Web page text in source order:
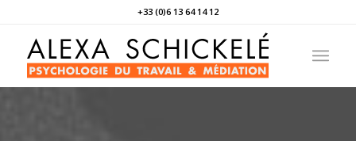
+33 (0)6 13 64 14 12